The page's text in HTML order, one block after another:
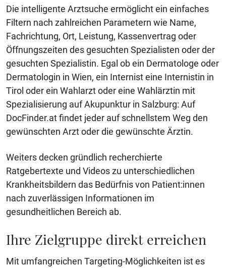
Die intelligente Arztsuche ermöglicht ein einfaches
Filtern nach zahlreichen Parametern wie Name,
Fachrichtung, Ort, Leistung, Kassenvertrag oder
Öffnungszeiten des gesuchten Spezialisten oder der
gesuchten Spezialistin. Egal ob ein Dermatologe oder
Dermatologin in Wien, ein Internist eine Internistin in
Tirol oder ein Wahlarzt oder eine Wahlärztin mit
Spezialisierung auf Akupunktur in Salzburg: Auf
DocFinder.at findet jeder auf schnellstem Weg den
gewünschten Arzt oder die gewünschte Ärztin.
Weiters decken gründlich recherchierte
Ratgebertexte und Videos zu unterschiedlichen
Krankheitsbildern das Bedürfnis von Patient:innen
nach zuverlässigen Informationen im
gesundheitlichen Bereich ab.
Ihre Zielgruppe direkt erreichen
Mit umfangreichen Targeting-Möglichkeiten ist es